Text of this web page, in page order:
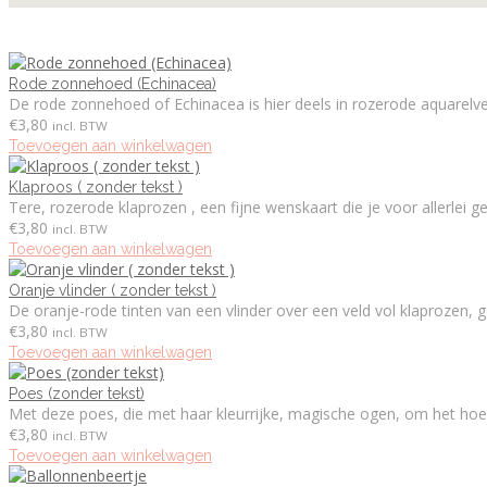
Rode zonnehoed (Echinacea)
De rode zonnehoed of Echinacea is hier deels in rozerode
€3,80 incl. BTW
Toevoegen aan winkelwagen
Klaproos ( zonder tekst )
Tere, rozerode klaprozen , een fijne wenskaart die je voor allerlei
€3,80 incl. BTW
Toevoegen aan winkelwagen
Oranje vlinder ( zonder tekst )
De oranje-rode tinten van een vlinder over een veld vol
€3,80 incl. BTW
Toevoegen aan winkelwagen
Poes (zonder tekst)
Met deze poes, die met haar kleurrijke, magische ogen, om het
€3,80 incl. BTW
Toevoegen aan winkelwagen